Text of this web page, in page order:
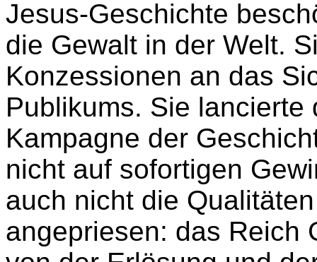
Jesus-Geschichte
die Gewalt in der Welt.
Konzessionen an das
Publikums. Sie
Kampagne der
nicht auf sofortigen
auch nicht die
angepriesen: das Reich